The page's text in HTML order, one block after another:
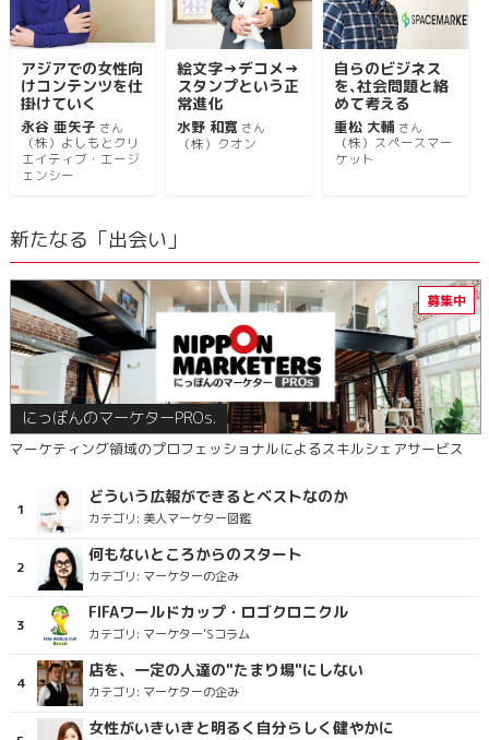
アジアでの女性向
けコンテンツを仕
掛けていく
永谷 亜矢子 さん
（株）よしもとクリ
エイティブ・エージ
ェンシー
絵文字→デコメ→
スタンプという正
常進化
水野 和寛 さん
（株）クオン
自らのビジネス
を､社会問題と絡
めて考える
重松 大輔 さん
（株）スペースマー
ケット
新たなる「出会い」
にっぽんのマーケターPROs.
マーケティング領域のプロフェッショナルによるスキルシェアサービス
どういう広報ができるとベストなのか
カテゴリ: 美人マーケター図鑑
何もないところからのスタート
カテゴリ: マーケターの企み
FIFAワールドカップ・ロゴクロニクル
カテゴリ: マーケター’Sコラム
店を、一定の人達の"たまり場"にしない
カテゴリ: マーケターの企み
女性がいきいきと明るく自分らしく健やかに